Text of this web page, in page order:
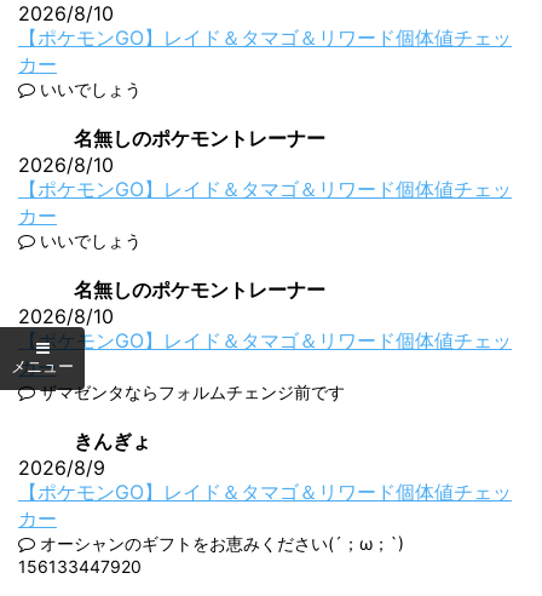
2026/8/10
【ポケモンGO】レイド＆タマゴ＆リワード個体値チェッ
カー
いいでしょう
名無しのポケモントレーナー
2026/8/10
【ポケモンGO】レイド＆タマゴ＆リワード個体値チェッ
カー
いいでしょう
名無しのポケモントレーナー
2026/8/10
【ポケモンGO】レイド＆タマゴ＆リワード個体値チェッ
カー
ザマゼンタならフォルムチェンジ前です
きんぎょ
2026/8/9
【ポケモンGO】レイド＆タマゴ＆リワード個体値チェッ
カー
オーシャンのギフトをお恵みください(´；ω；`)
156133447920